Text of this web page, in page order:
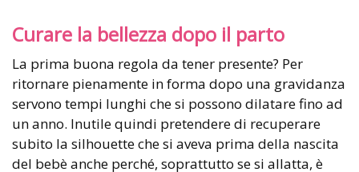
Curare la bellezza dopo il parto
La prima buona regola da tener presente? Per
ritornare pienamente in forma dopo una gravidanza
servono tempi lunghi che si possono dilatare fino ad
un anno. Inutile quindi pretendere di recuperare
subito la silhouette che si aveva prima della nascita
del bebè anche perché, soprattutto se si allatta, è